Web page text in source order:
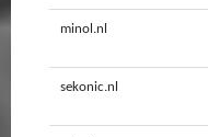
minol.nl
sekonic.nl